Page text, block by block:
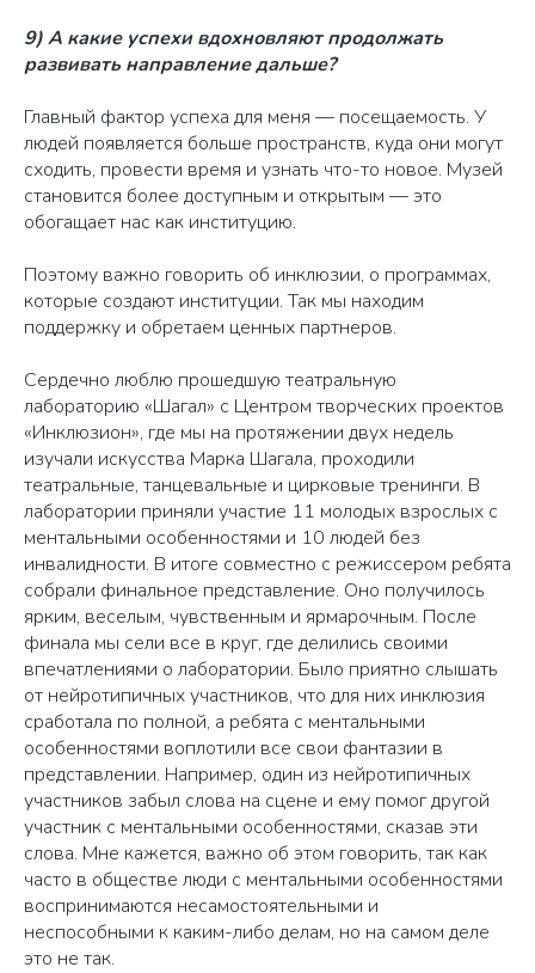
9) А какие успехи вдохновляют продолжать
развивать направление дальше?
Главный фактор успеха для меня — посещаемость. У
людей появляется больше пространств, куда они могут
сходить, провести время и узнать что-то новое. Музей
становится более доступным и открытым — это
обогащает нас как институцию.
Поэтому важно говорить об инклюзии, о программах,
которые создают институции. Так мы находим
поддержку и обретаем ценных партнеров.
Сердечно люблю прошедшую театральную
лабораторию «Шагал» с Центром творческих проектов
«Инклюзион», где мы на протяжении двух недель
изучали искусства Марка Шагала, проходили
театральные, танцевальные и цирковые тренинги. В
лаборатории приняли участие 11 молодых взрослых с
ментальными особенностями и 10 людей без
инвалидности. В итоге совместно с режиссером ребята
собрали финальное представление. Оно получилось
ярким, веселым, чувственным и ярмарочным. После
финала мы сели все в круг, где делились своими
впечатлениями о лаборатории. Было приятно слышать
от нейротипичных участников, что для них инклюзия
сработала по полной, а ребята с ментальными
особенностями воплотили все свои фантазии в
представлении. Например, один из нейротипичных
участников забыл слова на сцене и ему помог другой
участник с ментальными особенностями, сказав эти
слова. Мне кажется, важно об этом говорить, так как
часто в обществе люди с ментальными особенностями
воспринимаются несамостоятельными и
неспособными к каким-либо делам, но на самом деле
это не так.
Иллюстрации разработаныFreepik
Сделано в
Политика конфиденциальности
муниципальный округ Рязанский,
пр - кт Рязанский, д. 10, стр. 18,
помещ. 10/8